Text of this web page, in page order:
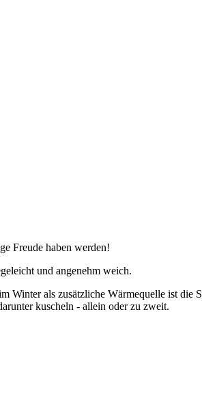
Freude haben werden!
und angenehm weich.
Winter als zusätzliche Wärmequelle ist die
kuscheln - allein oder zu zweit.